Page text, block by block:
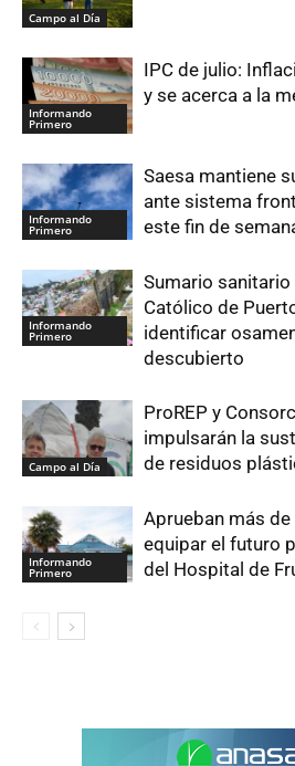
Campo al Día
Informando
Primero
IPC de julio:
y se acerca a la
Informando
Primero
Saesa mantiene
ante sistema
este fin de
Informando
Primero
Sumario
Católico de
identificar
descubierto
Campo al Día
ProREP y
impulsarán la
de residuos
Informando
Primero
Aprueban más
equipar el futuro
del Hospital de